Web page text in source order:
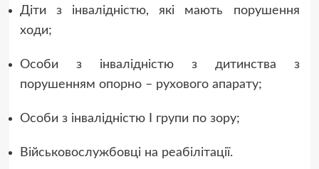
Діти з інвалідністю, які мають порушення
ходи;
Особи з інвалідністю з дитинства з
порушенням опорно – рухового апарату;
Особи з інвалідністю І групи по зору;
Військовослужбовці на реабілітації.